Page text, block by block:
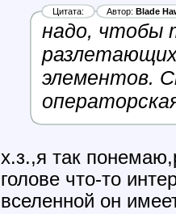
Цитата: Автор: Blade
надо, чтобы
элементов.
х.з.,я так
голове что-то
вселенной он